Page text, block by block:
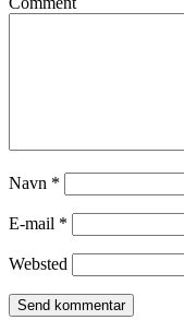
Navn *
E-mail *
Websted